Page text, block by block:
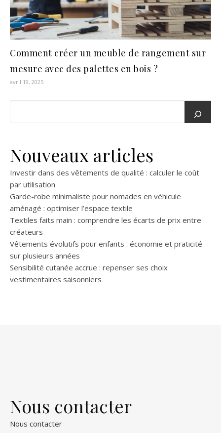
Comment créer un meuble de rangement sur
mesure avec des palettes en bois ?
avril 19, 2025
Nouveaux articles
Investir dans des vêtements de qualité : calculer le coût
par utilisation
Garde-robe minimaliste pour nomades en véhicule
aménagé : optimiser l’espace textile
Textiles faits main : comprendre les écarts de prix entre
créateurs
Vêtements évolutifs pour enfants : économie et praticité
sur plusieurs années
Sensibilité cutanée accrue : repenser ses choix
vestimentaires saisonniers
Nous contacter
Nous contacter